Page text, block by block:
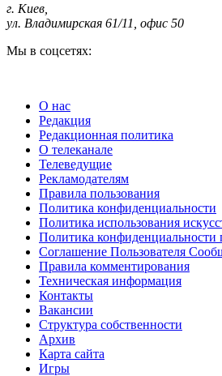
г. Киев
ул. Владимирская 61/11, офис 50
Мы в соцсетях:
О нас
Редакция
Редакционная политика
О телеканале
Телеведущие
Рекламодателям
Правила пользования
Политика конфиденциальности
Политика использования
Политика конфиденциальности
Соглашение Пользователя
Правила комментирования
Техническая информация
Контакты
Вакансии
Структура собственности
Архив
Карта сайта
Игры